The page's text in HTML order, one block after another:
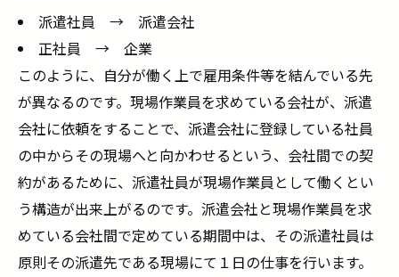
派遣社員 → 派遣会社
正社員 → 企業
このように、自分が働く上で雇用条件等を結んでいる先
が異なるのです。現場作業員を求めている会社が、派遣
会社に依頼をすることで、派遣会社に登録している社員
の中からその現場へと向かわせるという、会社間での契
約があるために、派遣社員が現場作業員として働くとい
う構造が出来上がるのです。派遣会社と現場作業員を求
めている会社間で定めている期間中は、その派遣社員は
原則その派遣先である現場にて１日の仕事を行います。